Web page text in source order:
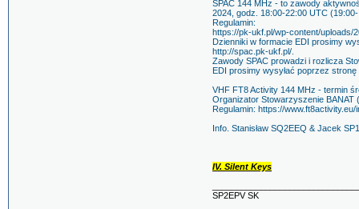
SPAC 144 MHz - to zawody
2024, godz. 18:00-22:00 UTC
Regulamin:
https://pk-ukf.pl/wp-content/uploads/
Dzienniki w formacie EDI prosimy
http://spac.pk-ukf.pl/.
Zawody SPAC prowadzi i rozlicza
EDI prosimy wysyłać poprzez
VHF FT8 Activity 144 MHz - termin
Organizator Stowarzyszenie BANAT
Regulamin: https://www.ft8activity.eu/
Info. Stanisław SQ2EEQ & Jacek
IV. Silent Keys
SP2EPV SK